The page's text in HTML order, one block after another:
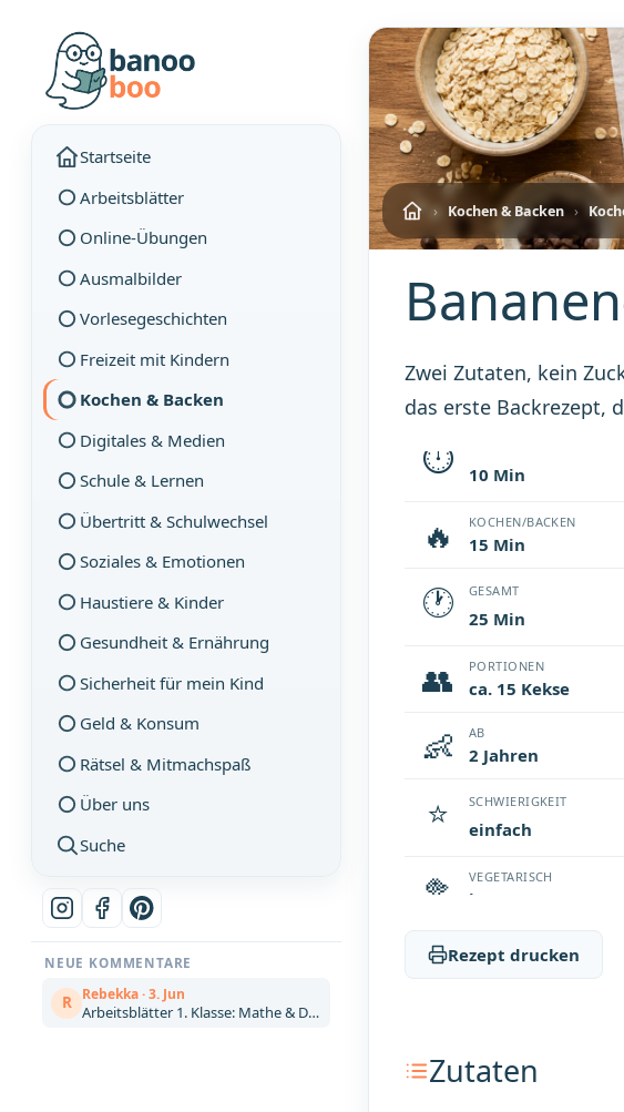
Startseite
Arbeitsblätter
Online-Übungen
Ausmalbilder
Vorlesegeschichten
Freizeit mit Kindern
Kochen & Backen
Digitales & Medien
Schule & Lernen
Übertritt & Schulwechsel
Soziales & Emotionen
Haustiere & Kinder
Gesundheit & Ernährung
Sicherheit für mein Kind
Geld & Konsum
Rätsel & Mitmachspaß
Über uns
Suche
NEUE KOMMENTARE
R Rebekka · 3. Jun
Arbeitsblätter 1. Klasse: Mathe & Deutsch kostenlos zum Ausdrucken (Artikel)
› Kochen & Backen ›
Zwei Zutaten, kein
das erste Backrezept,
⏱ 10 Min
🔥 KOCHEN/BACKEN
15 Min
🕐 GESAMT
25 Min
👥 PORTIONEN
ca. 15 Kekse
👶 AB
2 Jahren
⭐ SCHWIERIGKEIT
einfach
🥦 VEGETARISCH
ja
Rezept drucken
Zutaten